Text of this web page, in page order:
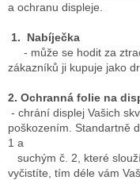
a ochranu displeje.
1. Nabíječka
- může se hodit za
zákazníků ji kupuje jako
2. Ochranná folie na
- chrání displej Vašich
poškozením. Standartně
1 a
suchým č. 2, které
vyčistíte, tím déle vám